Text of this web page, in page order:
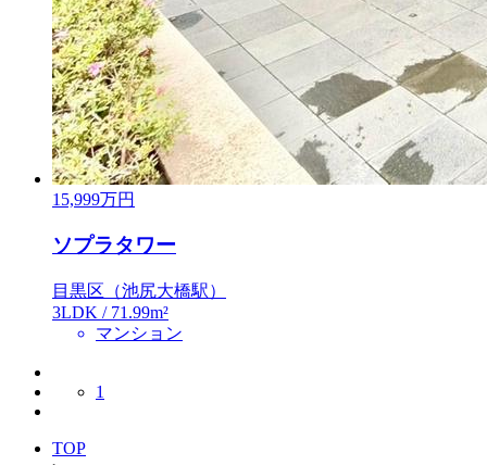
15,999万円
ソプラタワー
目黒区（池尻大橋駅）
3LDK / 71.99m²
マンション
1
TOP